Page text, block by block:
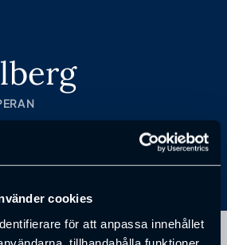
cookies
för att anpassa innehållet
har passerat